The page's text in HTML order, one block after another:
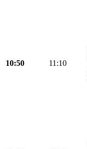
10:50 11:10